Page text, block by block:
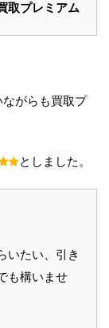
取プレミアム
がらも買取プ
としました。
いたい、引き
も構いませ